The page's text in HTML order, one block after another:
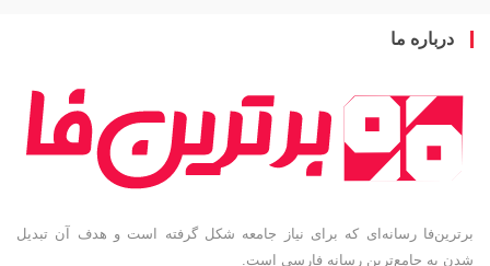
ما
رسانه‌ای که برای نیاز جامعه شکل گرفته است و هدف آن تبدیل
جامع‌ترین رسانه فارسی است.